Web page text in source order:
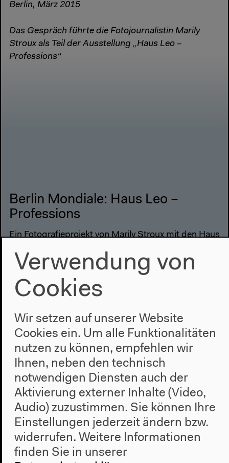
Berlin, März 2015
Das Gespräch führte die Fotojournalistin Marily
Stroux als Teil der Ausstellung „Haus Leo –
Professions“
Berlin Mondiale: Haus Leo –
Professions
Ein Fotografieprojekt von Marily Stroux mit den Haus
Verwendung von
Cookies
Wir setzen auf unserer Website
Cookies ein. Um alle Funktionalitäten
nutzen zu können, empfehlen wir
Ihnen, neben den technisch
notwendigen Diensten auch der
Aktivierung externer Inhalte (Video,
Audio) zuzustimmen. Sie können Ihre
Einstellungen jederzeit ändern bzw.
widerrufen. Weitere Informationen
finden Sie in unserer